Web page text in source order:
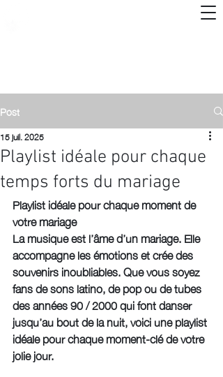
Post
Playlist idéale pour chaque
temps forts du mariage
15 juil. 2025
Playlist idéale pour chaque moment de
votre mariage
La musique est l’âme d’un mariage. Elle
accompagne les émotions et crée des
souvenirs inoubliables. Que vous soyez
fans de sons latino, de pop ou de tubes
des années 90 / 2000 qui font danser
jusqu’au bout de la nuit, voici une playlist
idéale pour chaque moment-clé de votre
jolie jour.